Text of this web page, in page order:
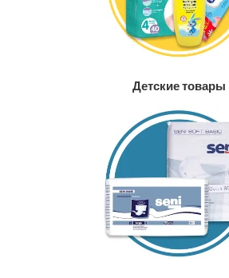
Детские товары